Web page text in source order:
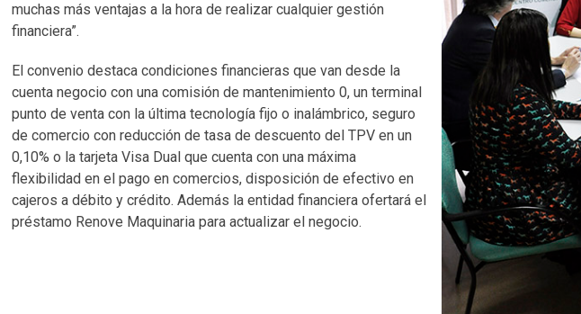
muchas más ventajas a la hora de realizar cualquier gestión
financiera”.
El convenio destaca condiciones financieras que van desde la
cuenta negocio con una comisión de mantenimiento 0, un terminal
punto de venta con la última tecnología fijo o inalámbrico, seguro
de comercio con reducción de tasa de descuento del TPV en un
0,10% o la tarjeta Visa Dual que cuenta con una máxima
flexibilidad en el pago en comercios, disposición de efectivo en
cajeros a débito y crédito. Además la entidad financiera ofertará el
préstamo Renove Maquinaria para actualizar el negocio.